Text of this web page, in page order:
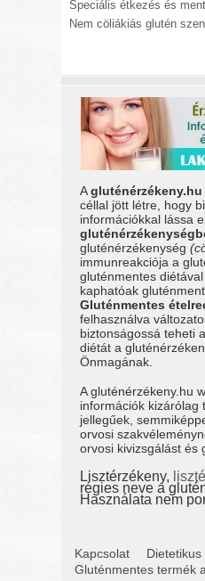
Speciális étkezés és
Nem cöliákiás glutén
Agluténérzékeny.hu
céllal jött létre, hogy
információkkal lássa
gluténérzékenység
immunreakciója a
gluténmentes
kaphatóak
Gluténmentes
felhasználva
biztonságossá teheti
diétát a
Önmagának.
A gluténérzékeny.hu
információk kizárólag
jellegűek,
orvosi
orvosi kivizsgálást és
Lisztérzékeny,
régies neve a
Használata nem
Kapcsolat
Gluténmentes termék